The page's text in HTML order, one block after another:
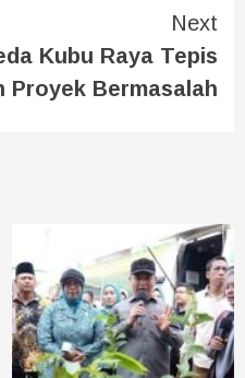
Next
Kubu Raya Tepis
Proyek Bermasalah